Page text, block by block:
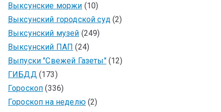
Выксунские моржи (10)
Выксунский городской суд(2)
Выксунский музей (249)
Выксунский ПАП (24)
Выпуски "Свежей Газеты"(12)
ГИБДД(173)
Гороскоп (336)
Гороскоп на неделю(2)